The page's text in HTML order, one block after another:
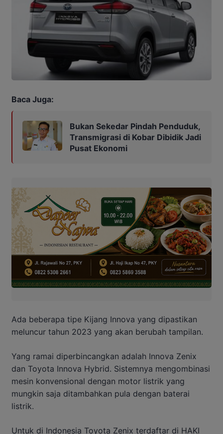
Baca Juga:
Bukan Sekedar Pindah Penduduk,
Transmigrasi di Kobar Dibidik Jadi
Pusat Ekonomi
Ada beberapa tipe Kijang Innova yang dipastikan
meluncur tahun 2023 yang akan berubah tampilan.
Yang ramai diperbincangkan adalah Innova Zenix
dan Toyota Innova Hybrid. Sistemnya mengombinasi
mesin konvensional dengan motor listrik yang
mungkin saja ditambahkan pula dengan baterai
listrik.
Untuk di Indonesia Toyota Zenix terdaftar di HAKI